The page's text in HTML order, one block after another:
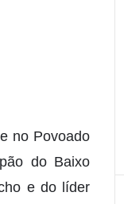
no Povoado
do Baixo
e do líder